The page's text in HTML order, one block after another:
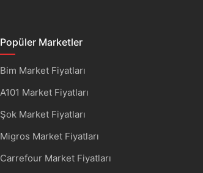
Popüler Marketler
Bim Market Fiyatları
A101 Market Fiyatları
Şok Market Fiyatları
Migros Market Fiyatları
Carrefour Market Fiyatları